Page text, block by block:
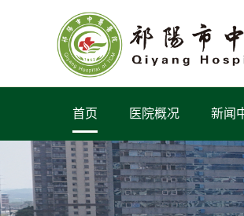
首页 医院概况 新闻